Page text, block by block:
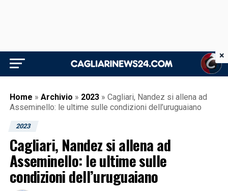
Home » Archivio » 2023 » Cagliari, Nandez si allena ad
Asseminello: le ultime sulle condizioni dell’uruguaiano
2023
Cagliari, Nandez si allena ad
Asseminello: le ultime sulle
condizioni dell’uruguaiano
×